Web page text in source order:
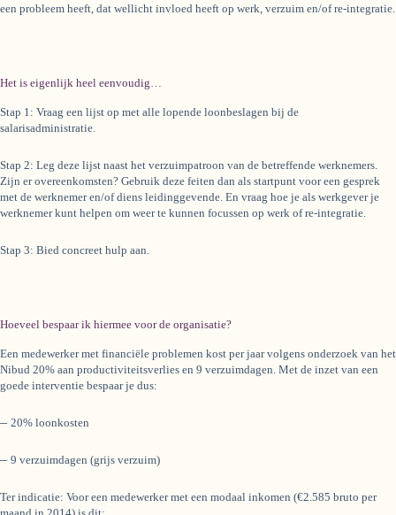
een probleem heeft, dat wellicht invloed heeft op werk, verzuim en/of re-integratie.
Het is eigenlijk heel eenvoudig…
Stap 1: Vraag een lijst op met alle lopende loonbeslagen bij de
salarisadministratie.
Stap 2: Leg deze lijst naast het verzuimpatroon van de betreffende werknemers.
Zijn er overeenkomsten? Gebruik deze feiten dan als startpunt voor een gesprek
met de werknemer en/of diens leidinggevende. En vraag hoe je als werkgever je
werknemer kunt helpen om weer te kunnen focussen op werk of re-integratie.
Stap 3: Bied concreet hulp aan.
Hoeveel bespaar ik hiermee voor de organisatie?
Een medewerker met financiële problemen kost per jaar volgens onderzoek van het
Nibud 20% aan productiviteitsverlies en 9 verzuimdagen. Met de inzet van een
goede interventie bespaar je dus:
– 20% loonkosten
– 9 verzuimdagen (grijs verzuim)
Ter indicatie: Voor een medewerker met een modaal inkomen (€2.585 bruto per